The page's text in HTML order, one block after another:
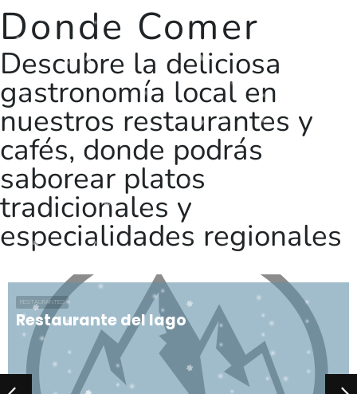
Donde Comer
Descubre la deliciosa
gastronomía local en
nuestros restaurantes y
cafés, donde podrás
saborear platos
tradicionales y
especialidades regionales
RESTAURANTES
Restaurante del lago